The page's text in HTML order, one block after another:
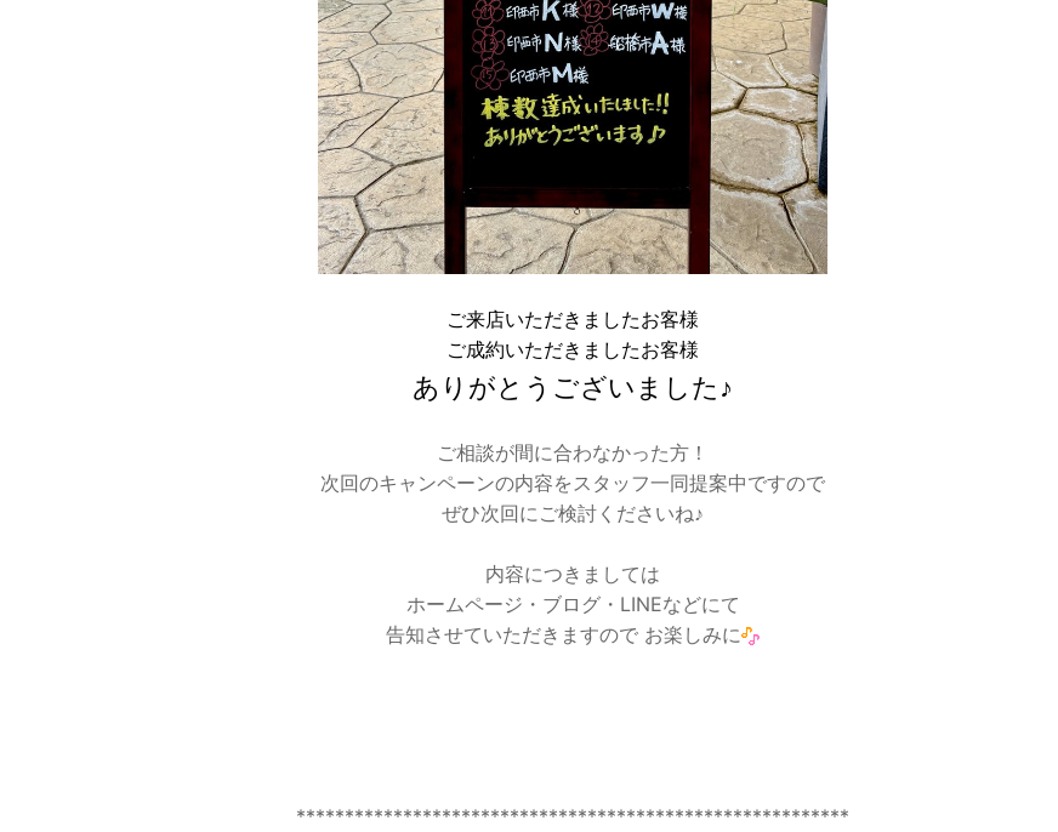
ご来店いただきましたお客様
ご成約いただきましたお客様
ありがとうございました♪
ご相談が間に合わなかった方！
次回のキャンペーンの内容をスタッフ一同提案中ですので
ぜひ次回にご検討くださいね♪
内容につきましては
ホームページ・ブログ・LINEなどにて
告知させていただきますので お楽しみに
*********************************************************